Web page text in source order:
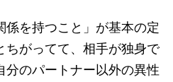
を持つこと」が基本の定
ちがってて、相手が独身で
分のパートナー以外の異性